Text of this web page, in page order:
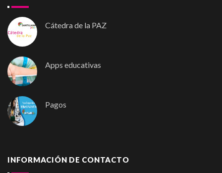
Cátedra de la PAZ
Apps educativas
Pagos
INFORMACIÓN DE CONTACTO